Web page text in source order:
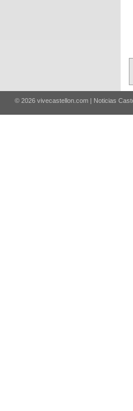
© 2026 vivecastellon.com | Noticias